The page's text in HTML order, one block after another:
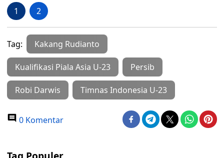
1 2
Tag: Kakang Rudianto
Kualifikasi Piala Asia U-23 Persib
Robi Darwis Timnas Indonesia U-23
0 Komentar